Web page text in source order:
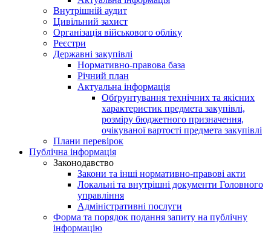
Внутрішній аудит
Цивільний захист
Організація військового обліку
Реєстри
Державні закупівлі
Нормативно-правова база
Річний план
Актуальна інформація
Обґрунтування технічних та якісних
характеристик предмета закупівлі,
розміру бюджетного призначення,
очікуваної вартості предмета закупівлі
Плани перевірок
Публічна інформація
Законодавство
Закони та інші нормативно-правові акти
Локальні та внутрішні документи Головного
управління
Адміністративні послуги
Форма та порядок подання запиту на публічну
інформацію